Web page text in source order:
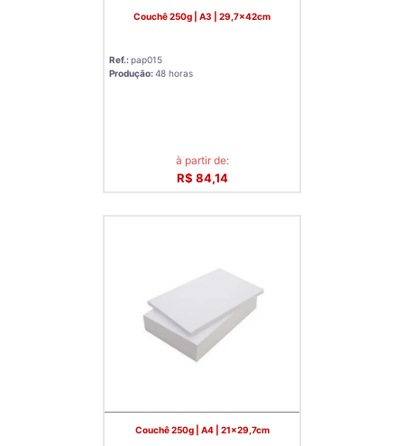
Couchê 250g | A3 | 29,7x42cm
Ref.:pap015
Produção:48 horas
à partir de:
R$ 84,14
Couchê 250g | A4 | 21x29,7cm